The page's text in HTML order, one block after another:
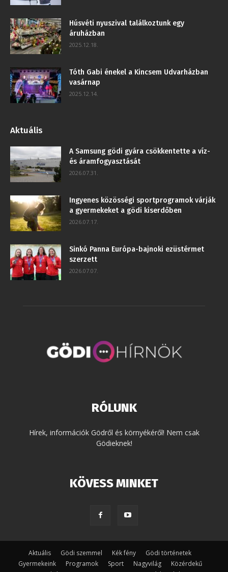
Húsvéti nyuszival találkoztunk egy
áruházban
2025.12.18.
Tóth Gabi énekel a Kincsem Udvarházban
vasárnap
2025.12.14.
Aktuális
A Samsung gödi gyára csökkentette a víz-
és áramfogyasztását
2026.07.31.
Ingyenes közösségi sportprogramok várják
a gyermekeket a gödi kiserdőben
2026.07.17.
Sinkó Panna Európa-bajnoki ezüstérmet
szerzett
2026.07.07.
RÓLUNK
Hírek, információk Gödről és környékéről! Nem csak
Gödieknek!
KÖVESS MINKET
Aktuális Gödi szemmel Kék fény
Gödi történetek
Gyermekeink
Programok Sport Nagyvilág
Közérdekű